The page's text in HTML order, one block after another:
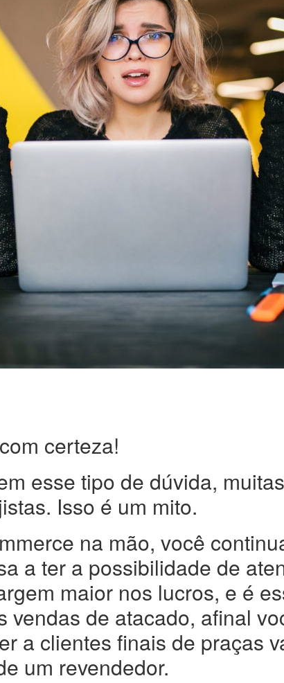
certeza!
esse tipo de dúvida,
Isso é um mito.
na mão, você
a ter a possibilidade de
maior nos lucros, e é
vendas de atacado, afinal
a clientes finais de praças
um revendedor.